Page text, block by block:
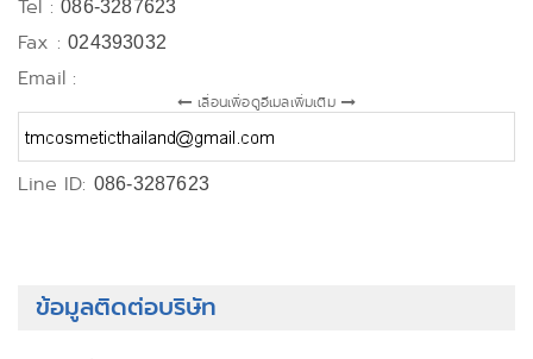
Tel :086-3287623
Fax :024393032
Email :
เลื่อนเพื่อดูอีเมลเพิ่มเติม
Line ID: 086-3287623
ข้อมูลติดต่อบริษัท